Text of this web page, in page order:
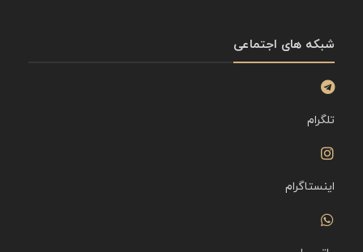
شبکه های اجتماعی
تلگرام
اینستاگرام